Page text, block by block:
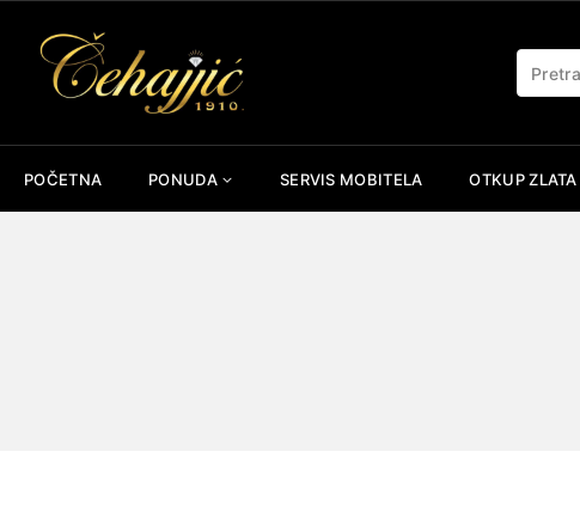
content
POČETNA PONUDA SERVIS MOBITELA OTKUP ZLATA